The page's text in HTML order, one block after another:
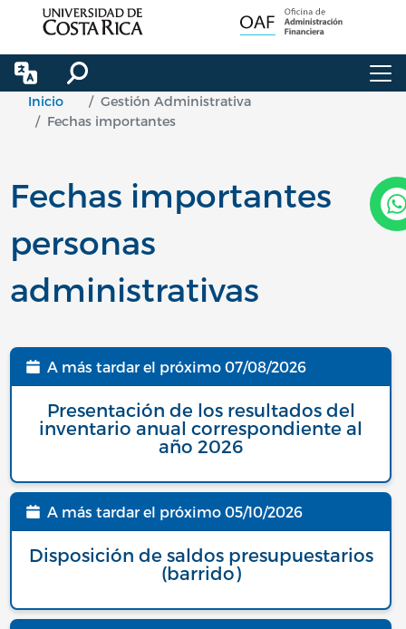
Pasar al contenido principal
Inicio
Gestión Administrativa
Fechas importantes
Fechas importantes
personas
administrativas
Fecha
A más tardar el próximo07/08/2026
Presentación de los resultados del
inventario anual correspondiente al
año 2026
Fecha
A más tardar el próximo05/10/2026
Disposición de saldos presupuestarios
(barrido)